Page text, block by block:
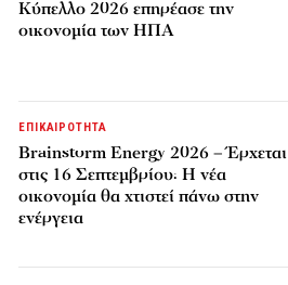
Κύπελλο 2026 επηρέασε την
οικονομία των ΗΠΑ
ΕΠΙΚΑΙΡΟΤΗΤΑ
Brainstorm Energy 2026 – Έρχεται
στις 16 Σεπτεμβρίου: Η νέα
οικονομία θα χτιστεί πάνω στην
ενέργεια